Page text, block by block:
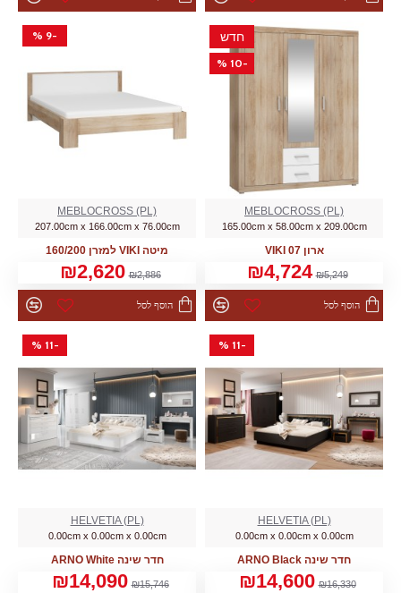
חדש
-10 %
MEBLOCROSS (PL)
165.00cm x 58.00cm x 209.00cm
ארון VIKI 07
₪5,249
₪4,724
הוסף לסל
-9 %
MEBLOCROSS (PL)
207.00cm x 166.00cm x 76.00cm
מיטה VIKI למזרן 160/200
₪2,886
₪2,620
הוסף לסל
-11 %
HELVETIA (PL)
0.00cm x 0.00cm x 0.00cm
חדר שינה ARNO Black
₪16,330
₪14,600
-11 %
HELVETIA (PL)
0.00cm x 0.00cm x 0.00cm
חדר שינה ARNO White
₪15,746
₪14,090